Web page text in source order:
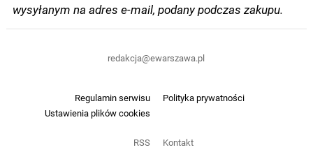
wysyłanym na adres e-mail, podany podczas zakupu.
Regulamin serwisu
Polityka prywatności
Ustawienia plików cookies
RSS Kontakt
redakcja@ewarszawa.pl